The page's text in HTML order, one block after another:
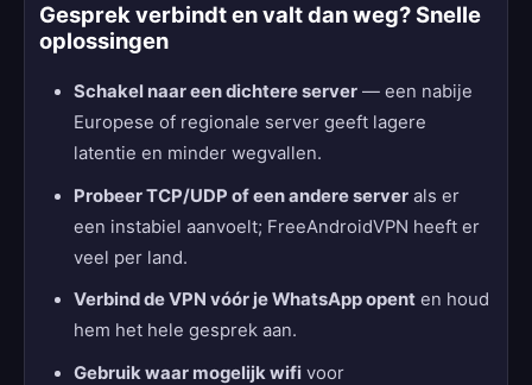
Gesprek verbindt en valt dan weg? Snelle
oplossingen
Schakel naar een dichtere server— een nabije
Europese of regionale server geeft lagere
latentie en minder wegvallen.
Probeer TCP/UDP of een andere serverals er
een instabiel aanvoelt; FreeAndroidVPN heeft er
veel per land.
Verbind de VPN vóór je WhatsApp openten houd
hem het hele gesprek aan.
Gebruik waar mogelijk wifivoor